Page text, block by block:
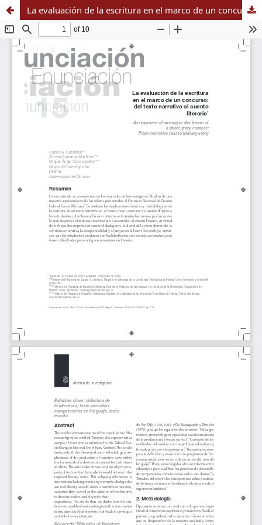
La evaluación de la escritura en el marco de un concurso: del texto narrativo al cuento literario